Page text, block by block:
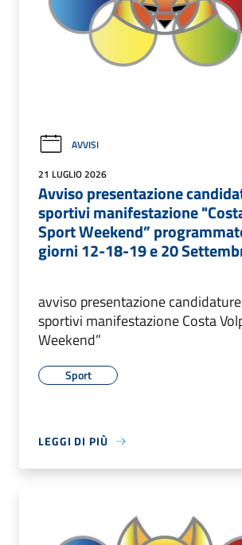
AVVISI
21 LUGLIO 2026
Avviso presentazione
sportivi manifestazione
Sport Weekend”
giorni 12-18-19 e 20
avviso presentazione
sportivi manifestazione Costa
Weekend”
Sport
LEGGI DI PIÙ